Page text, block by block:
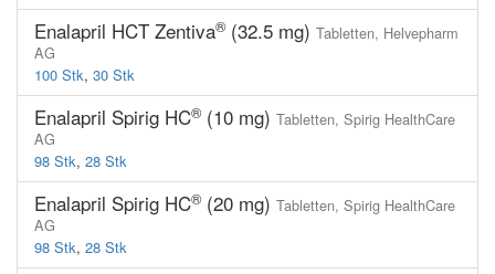
Enalapril HCT Zentiva® (32.5 mg) Tabletten, Helvepharm
AG
100 Stk, 30 Stk
Enalapril Spirig HC® (10 mg) Tabletten, Spirig HealthCare
AG
98 Stk, 28 Stk
Enalapril Spirig HC® (20 mg) Tabletten, Spirig HealthCare
AG
98 Stk, 28 Stk